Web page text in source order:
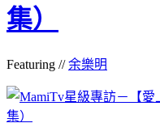
集）
Featuring //余樂明